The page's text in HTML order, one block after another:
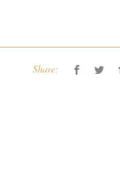
Share: